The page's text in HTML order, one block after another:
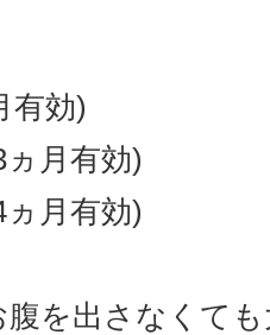
有効)
月有効)
月有効)
を出さなくて